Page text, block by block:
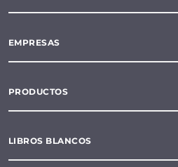
EMPRESAS
PRODUCTOS
LIBROS BLANCOS